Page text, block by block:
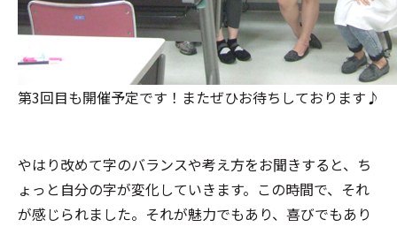
第3回目も開催予定です！またぜひお待ちしております♪
やはり改めて字のバランスや考え方をお聞きすると、ち
ょっと自分の字が変化していきます。この時間で、それ
が感じられました。それが魅力でもあり、喜びでもあり